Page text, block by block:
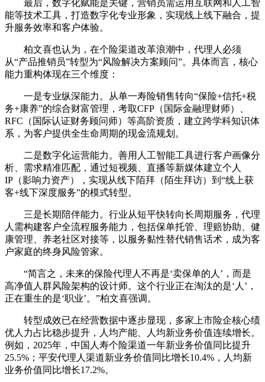
最后，数字化赋能是关键，营销员需运用互联网和人工智
能等技术工具，打造数字化专业形象，实现线上线下融合，提
升服务效率和客户体验。
柏文喜也认为，在个险渠道改革浪潮中，代理人必须
从“产品推销员”转型为“风险解决方案顾问”。具体而言，核心
能力重构体现在三个维度：
一是专业纵深能力。从单一寿险销售转向“保险+信托+税
务+康养”的综合财富管理，考取CFP（国际金融理财师）、
RFC（国际认证财务顾问师）等高阶资质，建立跨学科知识体
系，为客户提供全生命周期的现金流规划。
二是数字化运营能力。善用人工智能工具进行客户画像分
析、需求精准匹配，通过短视频、直播等新媒体建立个人
IP（影响力资产），实现从线下陌拜（陌生拜访）到“线上获
客+线下深度服务”的模式转型。
三是长期陪伴能力。行业从短平快转向长周期服务，代理
人需构建客户全流程服务能力，包括保单托管、理赔协助、健
康管理、养老社区对接等，以服务黏性替代销售话术，成为客
户家庭的终身风险管家。
“简言之，未来的保险代理人不再是‘卖保单的人’，而是
高净值人群风险架构的设计师。这个行业正在淘汰的是‘人’，
正在重生的是‘职业’。”柏文喜强调。
转型成效已在经营数据中逐步显现，多家上市险企核心绩
优人力占比稳步提升，人均产能、人均新业务价值连续增长。
例如，2025年，中国人寿个险渠道一年新业务价值同比提升
25.5%；平安代理人渠道新业务价值同比增长10.4%，人均新
业务价值同比增长17.2%。